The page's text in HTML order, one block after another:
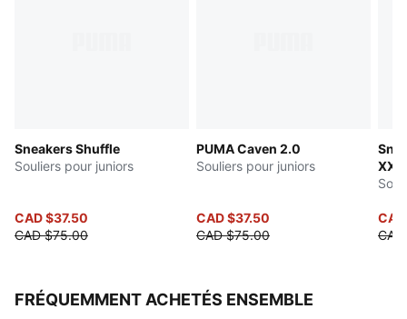
enfants plus grands entre 8 et 16 ans
Sneakers Shuffle
Souliers pour juniors
CAD $37.50
CAD $75.00
PUMA Caven 2.0
Souliers pour juniors
CAD $37.50
CAD $75.00
XXI
FRÉQUEMMENT ACHETÉS ENSEMBLE